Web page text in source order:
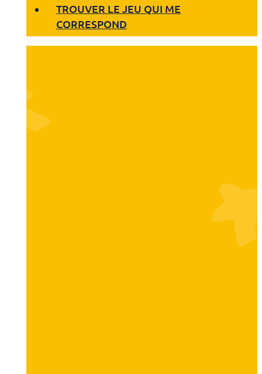
TROUVER LE JEU QUI ME
CORRESPOND